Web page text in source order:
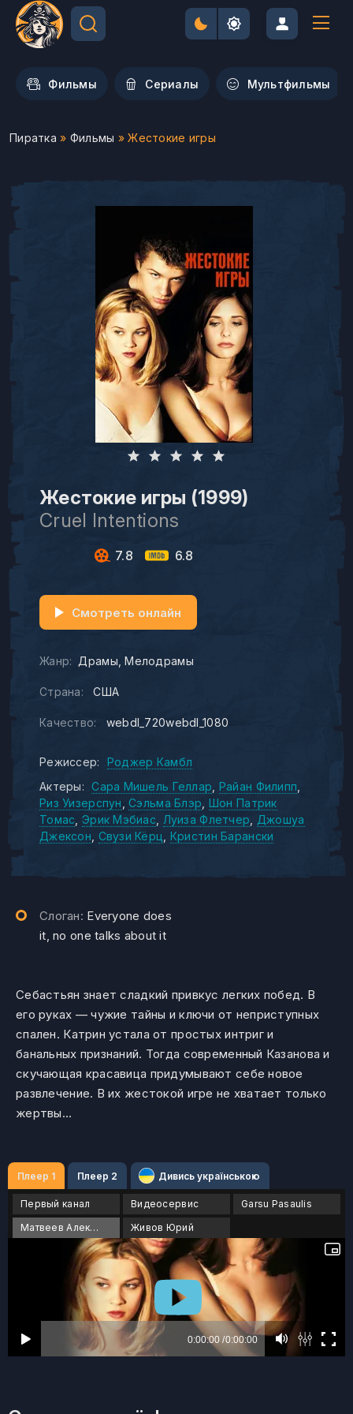
Фильмы Сериалы Мультфильмы
Пиратка » Фильмы » Жестокие игры
Жестокие игры (1999)
Cruel Intentions
7.8 6.8
Жанр: Драмы Мелодрамы
Страна: США
Качество: webdl_720webdl_1080
Смотреть онлайн
Режиссер:
Роджер Камбл
Актеры:
Сара Мишель Геллар Райан Филипп
Риз Уизерспун
Сэльма Блэр Шон Патрик
Томас Эрик Мэбиас Луиза Флетчер
Джошуа
Джексон Свузи Кёрц Кристин Барански
Слоган: Everyone does
it, no one talks about it
Себастьян знает сладкий привкус легких побед. В
его руках — чужие тайны и ключи от неприступных
спален. Катрин устала от простых интриг и
банальных признаний. Тогда современный Казанова и
скучающая красавица придумывают себе новое
развлечение. В их жестокой игре не хватает только
жертвы…
Плеер 1 Плеер 2 Дивись українською
Первый канал Видеосервис
Garsu Pasaulis
Матвеев Алексей
Живов Юрий